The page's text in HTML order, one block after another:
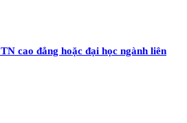
cao đẳng hoặc đại học ngành liên